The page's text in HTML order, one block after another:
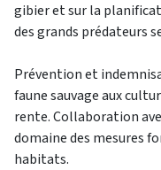
gibier et sur la
des grands prédateurs
Prévention et
faune sauvage aux
rente. Collaboration
domaine des mesures
habitats.